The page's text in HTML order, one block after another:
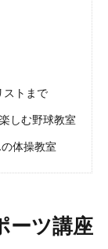
ストまで
しむ野球教室
体操教室
ーツ講座